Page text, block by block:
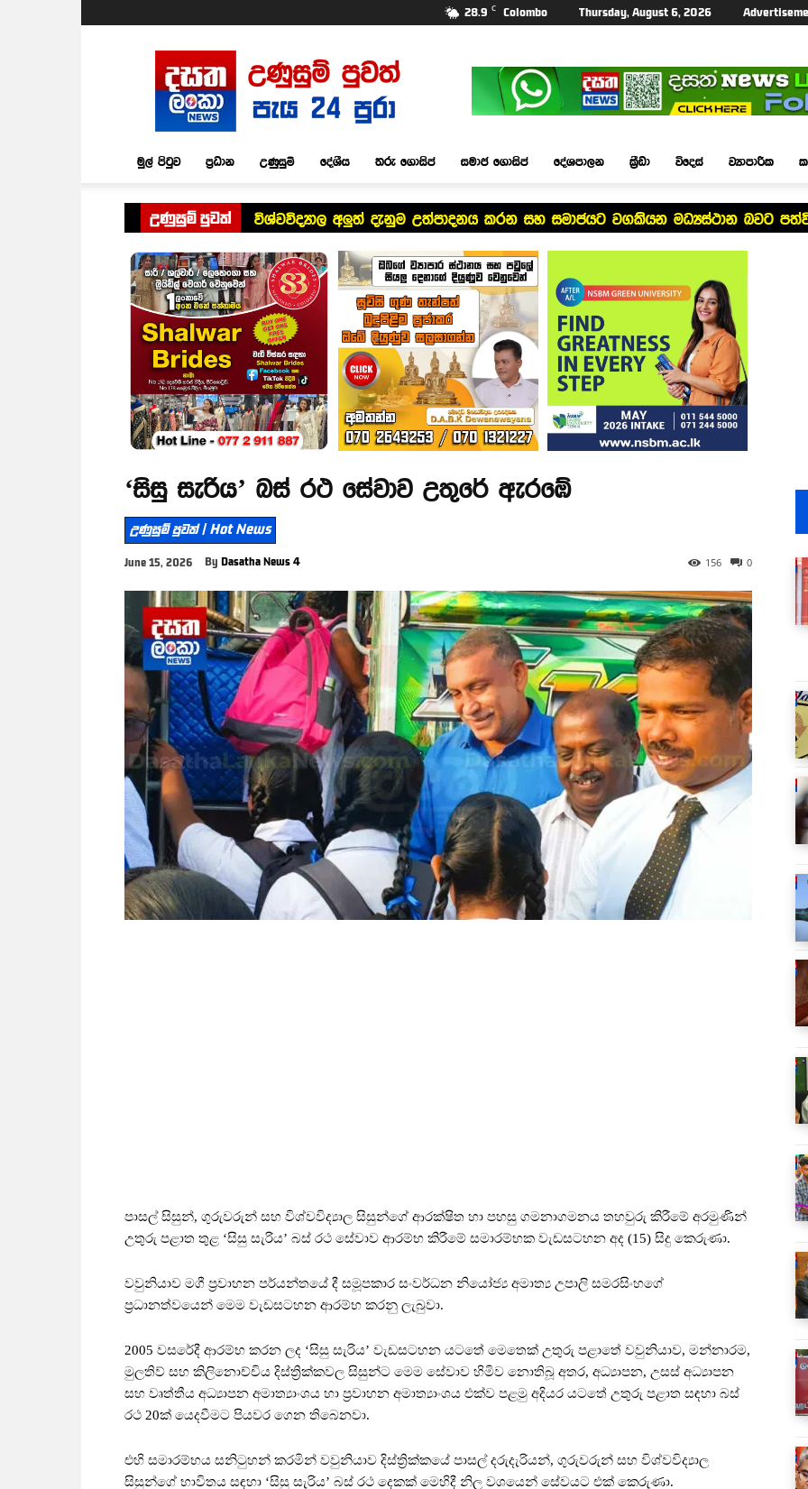
28.9 C Colombo Thursday, August 6, 2026
Dasatha
Lanka
News
මුල් පිටුව ප්‍රධාන උණුසුම් දේශීය තරු ගොසිප් සමාජ ගොසිප් දේශපාලන ක්‍රීඩා විදෙස් ව්‍යාපාරික
උණුසුම් පුවත්
විශ්වවිද්‍යාල අලුත් දැනුම උත්පාදනය කරන සහ සමාජයට වගකියන මධ්‍යස්ථාන බවට
අග්‍රාමාත්‍යවරිය
‘සිසු සැරිය’ බස් රථ සේවාව උතුරේ ඇරඹේ
උණුසුම් පුවත් | Hot News
June 15, 2026 By Dasatha News 4 0
156
පාසල් සිසුන්, ගුරුවරුන් සහ විශ්වවිද්‍යාල සිසුන්ගේ ආරක්ෂිත හා පහසු ගමනාගමනය තහවුරු කිරීමේ අරමුණින්
උතුරු පළාත තුළ ‘සිසු සැරිය’ බස් රථ සේවාව ආරම්භ කිරීමේ සමාරම්භක වැඩසටහන අද (15) සිදු කෙරුණා.
වවුනියාව මගී ප්‍රවාහන පර්යන්තයේ දී සමූපකාර සංවර්ධන නියෝජ්‍ය අමාත්‍ය උපාලි සමරසිංහගේ
ප්‍රධානත්වයෙන් මෙම වැඩසටහන ආරම්භ කරනු ලැබුවා.
2005 වසරේදී ආරම්භ කරන ලද ‘සිසු සැරිය’ වැඩසටහන යටතේ මෙතෙක් උතුරු පළාතේ වවුනියාව, මන්නාරම,
මුලතිව් සහ කිලිනොච්චිය දිස්ත්‍රික්කවල සිසුන්ට මෙම සේවාව හිමිව නොතිබූ අතර, අධ්‍යාපන, උසස් අධ්‍යාපන
සහ වෘත්තීය අධ්‍යාපන අමාත්‍යාංශය හා ප්‍රවාහන අමාත්‍යාංශය එක්ව පළමු අදියර යටතේ උතුරු පළාත සඳහා බස්
රථ 20ක් යෙදවීමට පියවර ගෙන තිබෙනවා.
එහි සමාරම්භය සනිටුහන් කරමින් වවුනියාව දිස්ත්‍රික්කයේ පාසල් දරුදැරියන්, ගුරුවරුන් සහ විශ්වවිද්‍යාල
සිසුන්ගේ භාවිතය සඳහා ‘සිසු සැරිය’ බස් රථ දෙකක් මෙහිදී නිල වශයෙන් සේවයට එක් කෙරුණා.